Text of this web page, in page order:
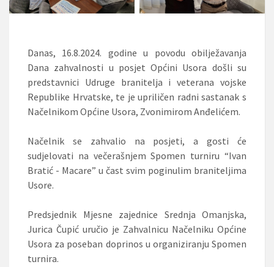
Danas, 16.8.2024. godine u povodu obilježavanja
Dana zahvalnosti u posjet Općini Usora došli su
predstavnici Udruge branitelja i veterana vojske
Republike Hrvatske, te je upriličen radni sastanak s
Načelnikom Općine Usora, Zvonimirom Anđelićem.
Načelnik se zahvalio na posjeti, a gosti će
sudjelovati na večerašnjem Spomen turniru “Ivan
Bratić - Macare” u čast svim poginulim braniteljima
Usore.
Predsjednik Mjesne zajednice Srednja Omanjska,
Jurica Čupić uručio je Zahvalnicu Načelniku Općine
Usora za poseban doprinos u organiziranju Spomen
turnira.